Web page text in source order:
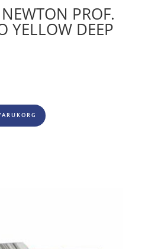
PROF.
YELLOW DEEP